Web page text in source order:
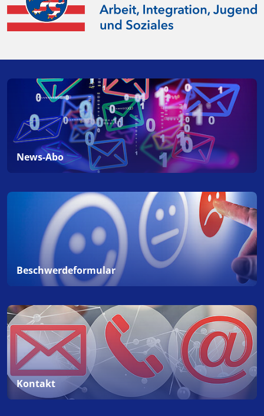
News-Abo
Beschwerdeformular
Kontakt